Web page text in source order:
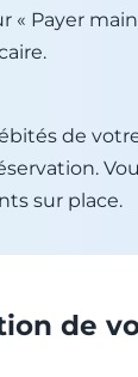
« Payer
de
sur place.
de